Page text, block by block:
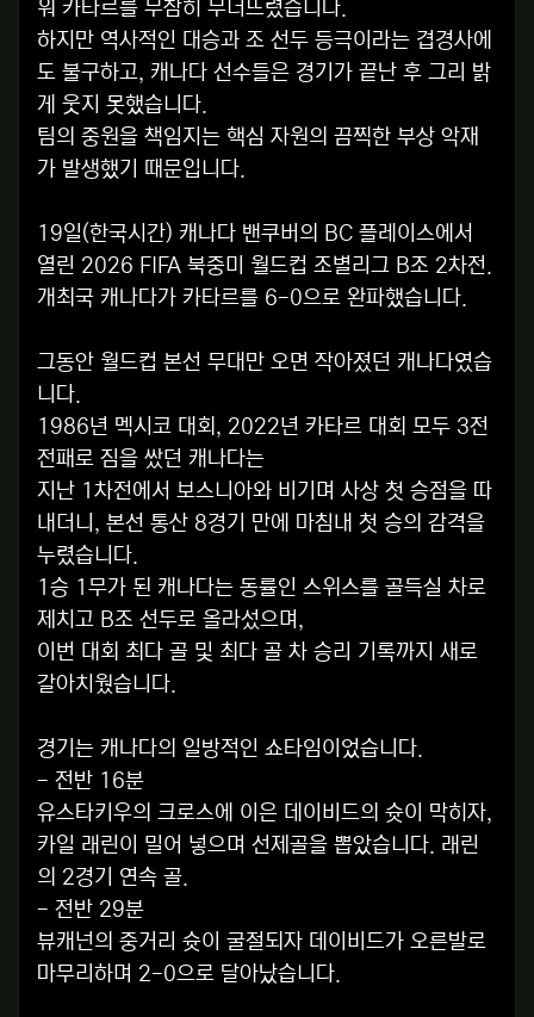
워 카타르를 무참히 무너뜨렸습니다.
하지만 역사적인 대승과 조 선두 등극이라는 겹경사에
도 불구하고, 캐나다 선수들은 경기가 끝난 후 그리 밝
게 웃지 못했습니다.
팀의 중원을 책임지는 핵심 자원의 끔찍한 부상 악재
가 발생했기 때문입니다.
19일(한국시간) 캐나다 밴쿠버의 BC 플레이스에서
열린 2026 FIFA 북중미 월드컵 조별리그 B조 2차전.
개최국 캐나다가 카타르를 6-0으로 완파했습니다.
그동안 월드컵 본선 무대만 오면 작아졌던 캐나다였습
니다.
1986년 멕시코 대회, 2022년 카타르 대회 모두 3전
전패로 짐을 쌌던 캐나다는
지난 1차전에서 보스니아와 비기며 사상 첫 승점을 따
내더니, 본선 통산 8경기 만에 마침내 첫 승의 감격을
누렸습니다.
1승 1무가 된 캐나다는 동률인 스위스를 골득실 차로
제치고 B조 선두로 올라섰으며,
이번 대회 최다 골 및 최다 골 차 승리 기록까지 새로
갈아치웠습니다.
경기는 캐나다의 일방적인 쇼타임이었습니다.
- 전반 16분
유스타키우의 크로스에 이은 데이비드의 슛이 막히자,
카일 래린이 밀어 넣으며 선제골을 뽑았습니다. 래린
의 2경기 연속 골.
- 전반 29분
뷰캐넌의 중거리 슛이 굴절되자 데이비드가 오른발로
마무리하며 2-0으로 달아났습니다.